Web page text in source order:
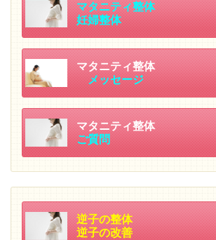
マタニティ整体
妊婦整体
マタニティ整体
メッセージ
マタニティ整体
ご質問
逆子の整体
逆子の改善